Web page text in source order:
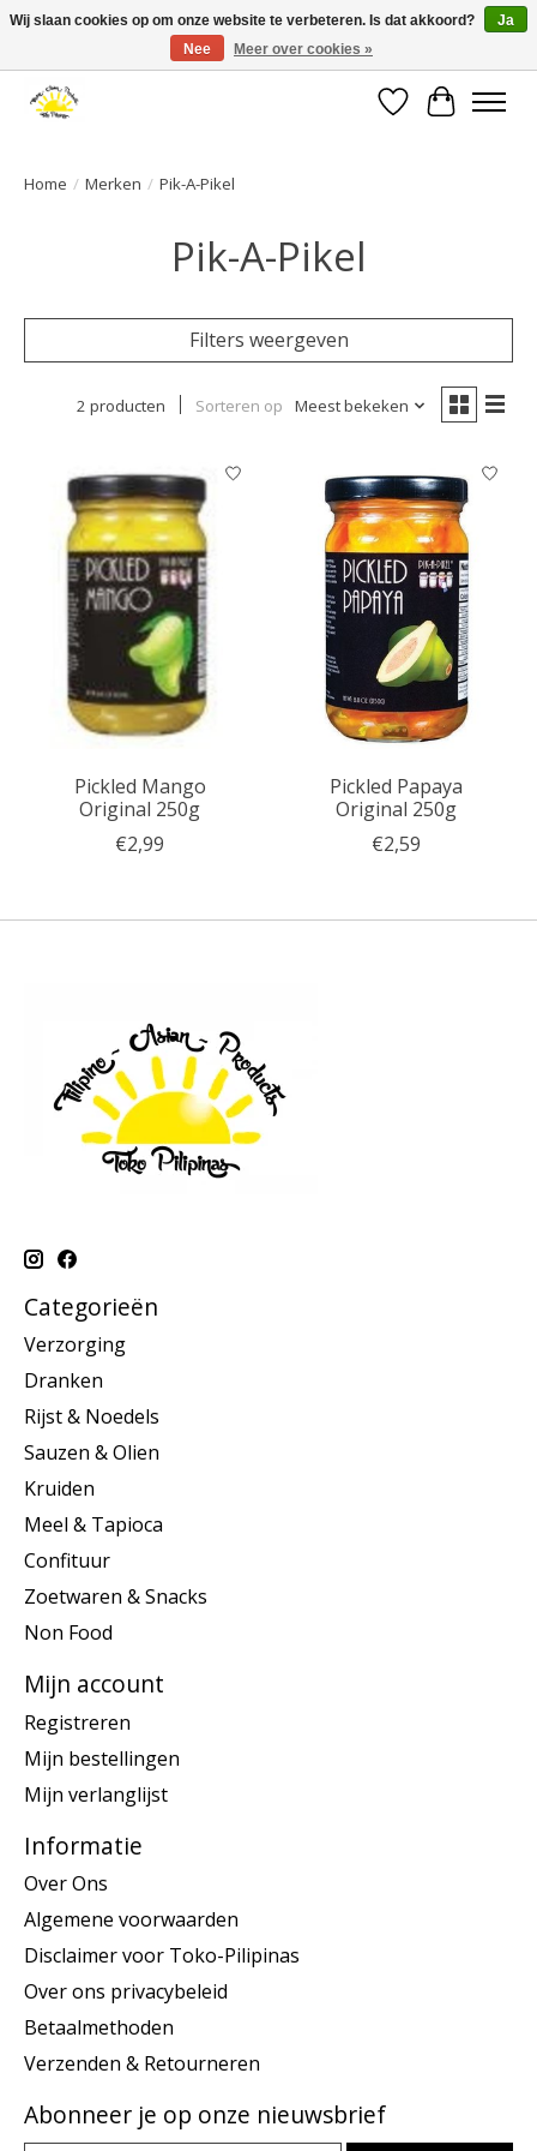
Large selection of products and fast shipping!
Verlanglijst
Home / Merken / Pik-A-Pikel
Pik-A-Pikel
Filters weergeven
2 producten Sorteren op Meest bekeken
Pickled Mango
Original 250g
€2,99
Pickled Papaya
Original 250g
€2,59
Categorieën
Verzorging
Dranken
Rijst & Noedels
Sauzen & Olien
Kruiden
Meel & Tapioca
Confituur
Zoetwaren & Snacks
Non Food
Mijn account
Registreren
Mijn bestellingen
Mijn verlanglijst
Informatie
Over Ons
Algemene voorwaarden
Disclaimer voor Toko-Pilipinas
Over ons privacybeleid
Betaalmethoden
Verzenden & Retourneren
Abonneer je op onze nieuwsbrief
Wij slaan cookies op om onze website te verbeteren. Is dat akkoord?
Ja
Nee
Meer over cookies »